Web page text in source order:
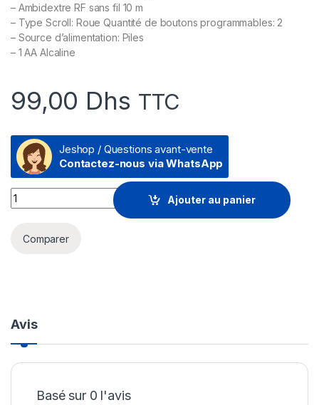
– Ambidextre RF sans fil 10 m
– Type Scroll: Roue Quantité de boutons programmables: 2
– Source d’alimentation: Piles
– 1 AA Alcaline
99,00 Dhs TTC
Jeshop / Questions avant-vente
Contactez-nous via WhatsApp
Prix Logitech M170 Grey-K souris Ambidextre RF sans fil
Ajouter au panier
Comparer
Avis
Basé sur 0 l'avis